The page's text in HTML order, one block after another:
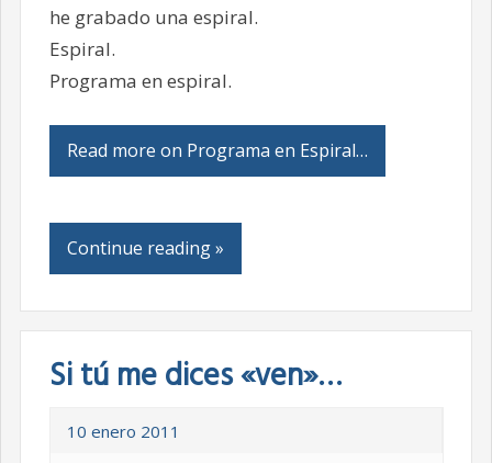
he grabado una espiral.
Espiral.
Programa en espiral.
Read more on Programa en Espiral…
Continue reading »
Si tú me dices «ven»…
10 enero 2011